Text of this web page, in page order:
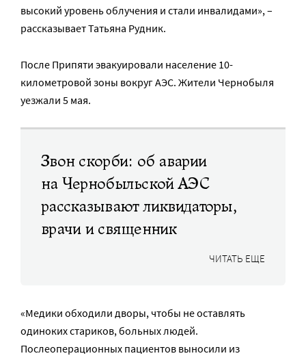
высокий уровень облучения и стали инвалидами», –
рассказывает Татьяна Рудник.
После Припяти эвакуировали население 10-
километровой зоны вокруг АЭС. Жители Чернобыля
уезжали 5 мая.
Звон скорби: об аварии
на Чернобыльской АЭС
рассказывают ликвидаторы,
врачи и священник
ЧИТАТЬ ЕЩЕ
«Медики обходили дворы, чтобы не оставлять
одиноких стариков, больных людей.
Послеоперационных пациентов выносили из